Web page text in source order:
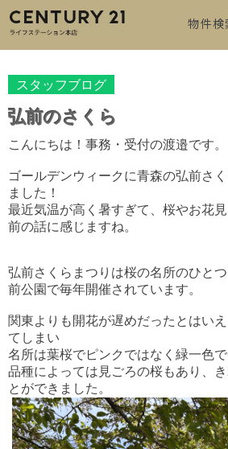
物件検
スタッフブログ
弘前のさくら
こんにちは！事務・受付の渡邉です。
ゴールデンウィークに青森の弘前さ
ました！
最近気温が高く暑すぎて、桜やお花
前の話に感じますね。
弘前さくらまつりは桜の名所のひと
前公園で毎年開催されています。
関東よりも開花が遅めだったとはい
てしまい
名所は葉桜でピンクではなく緑一色で
品種によっては見ごろの桜もあり、
とができました。